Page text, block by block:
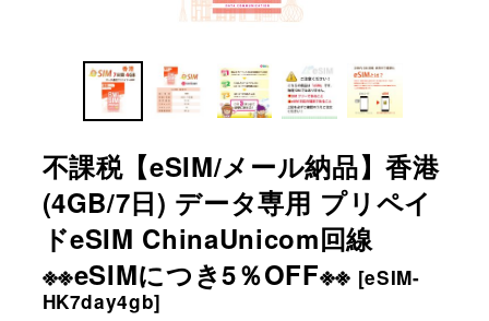
不課税【eSIM/メール納品】香港
(4GB/7日) データ専用 プリペイ
ドeSIM ChinaUnicom回線
※※eSIMにつき5％OFF※※ [eSIM-
HK7day4gb]